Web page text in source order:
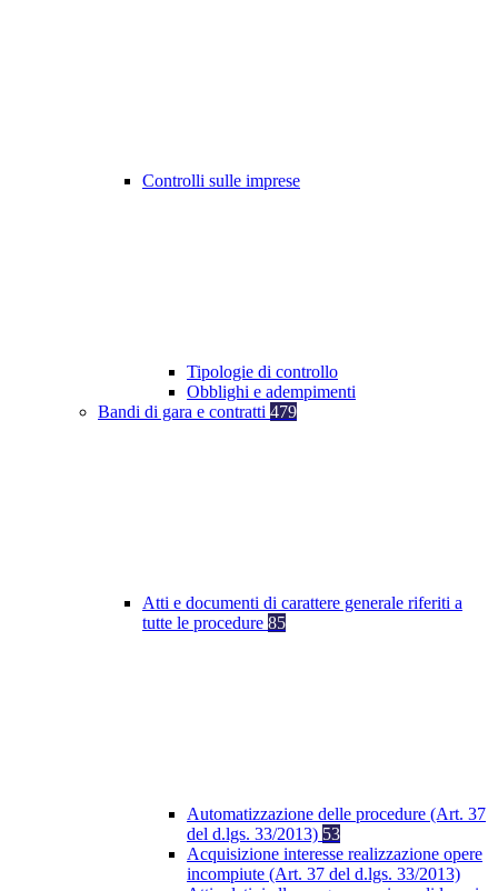
Controlli sulle imprese
Tipologie di controllo
Obblighi e adempimenti
Bandi di gara e contratti 479
Atti e documenti di carattere generale riferiti a
tutte le procedure 85
Automatizzazione delle procedure (Art. 37
del d.lgs. 33/2013) 53
Acquisizione interesse realizzazione opere
incompiute (Art. 37 del d.lgs. 33/2013)